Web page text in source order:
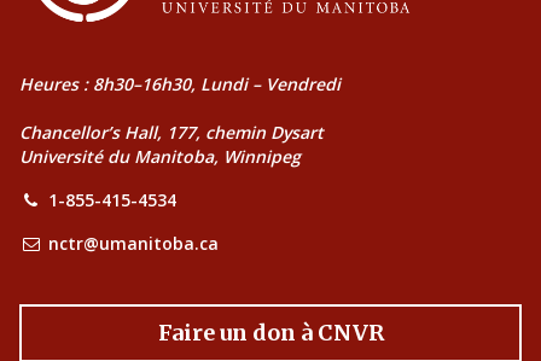
Heures : 8h30–16h30, Lundi – Vendredi
Chancellor’s Hall, 177, chemin Dysart
Université du Manitoba, Winnipeg
1-855-415-4534
nctr@umanitoba.ca
Faire un don à CNVR